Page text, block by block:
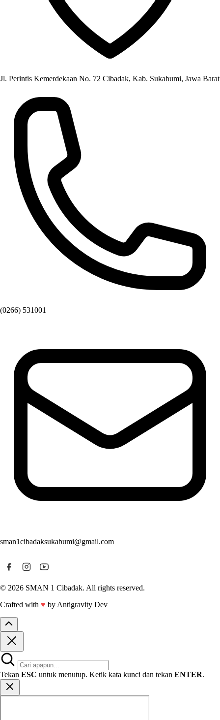
Jl. Perintis Kemerdekaan No. 72 Cibadak, Kab. Sukabumi, Jawa Barat
(0266) 531001
sman1cibadaksukabumi@gmail.com
© 2026 SMAN 1 Cibadak. All rights reserved.
Crafted with ♥ by Antigravity Dev
Tekan ESC untuk menutup. Ketik kata kunci dan tekan ENTER.